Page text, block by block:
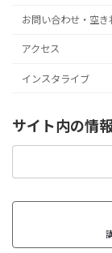
お問い合わせ・空き
アクセス
インスタライブ
サイト内の情